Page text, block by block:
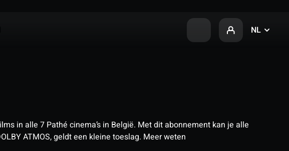
NL
in alle 7 Pathé cinema’s in België. Met dit abonnement kan je alle
ATMOS, geldt een kleine toeslag. Meer weten